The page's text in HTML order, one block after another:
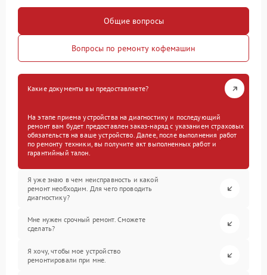
Общие вопросы
Вопросы по ремонту кофемашин
Какие документы вы предоставляете?
На этапе приема устройства на диагностику и последующий
ремонт вам будет предоставлен заказ-наряд с указанием страховых
обязательств на ваше устройство. Далее, после выполнения работ
по ремонту техники, вы получите акт выполненных работ и
гарантийный талон.
Я уже знаю в чем неисправность и какой
ремонт необходим. Для чего проводить
диагностику?
Мне нужен срочный ремонт. Сможете
сделать?
Я хочу, чтобы мое устройство
ремонтировали при мне.